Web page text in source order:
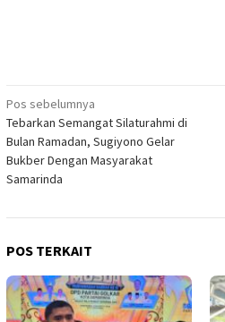
Navigasi
pos
Pos sebelumnya
Tebarkan Semangat Silaturahmi di
Bulan Ramadan, Sugiyono Gelar
Bukber Dengan Masyarakat
Samarinda
POS TERKAIT